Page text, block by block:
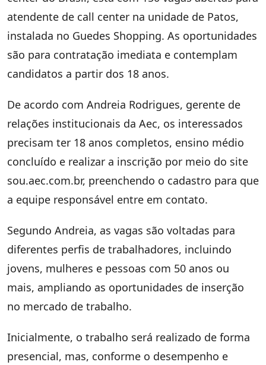
atendente de call center na unidade de Patos,
instalada no Guedes Shopping. As oportunidades
são para contratação imediata e contemplam
candidatos a partir dos 18 anos.
De acordo com Andreia Rodrigues, gerente de
relações institucionais da Aec, os interessados
precisam ter 18 anos completos, ensino médio
concluído e realizar a inscrição por meio do site
sou.aec.com.br, preenchendo o cadastro para que
a equipe responsável entre em contato.
Segundo Andreia, as vagas são voltadas para
diferentes perfis de trabalhadores, incluindo
jovens, mulheres e pessoas com 50 anos ou
mais, ampliando as oportunidades de inserção
no mercado de trabalho.
Inicialmente, o trabalho será realizado de forma
presencial, mas, conforme o desempenho e